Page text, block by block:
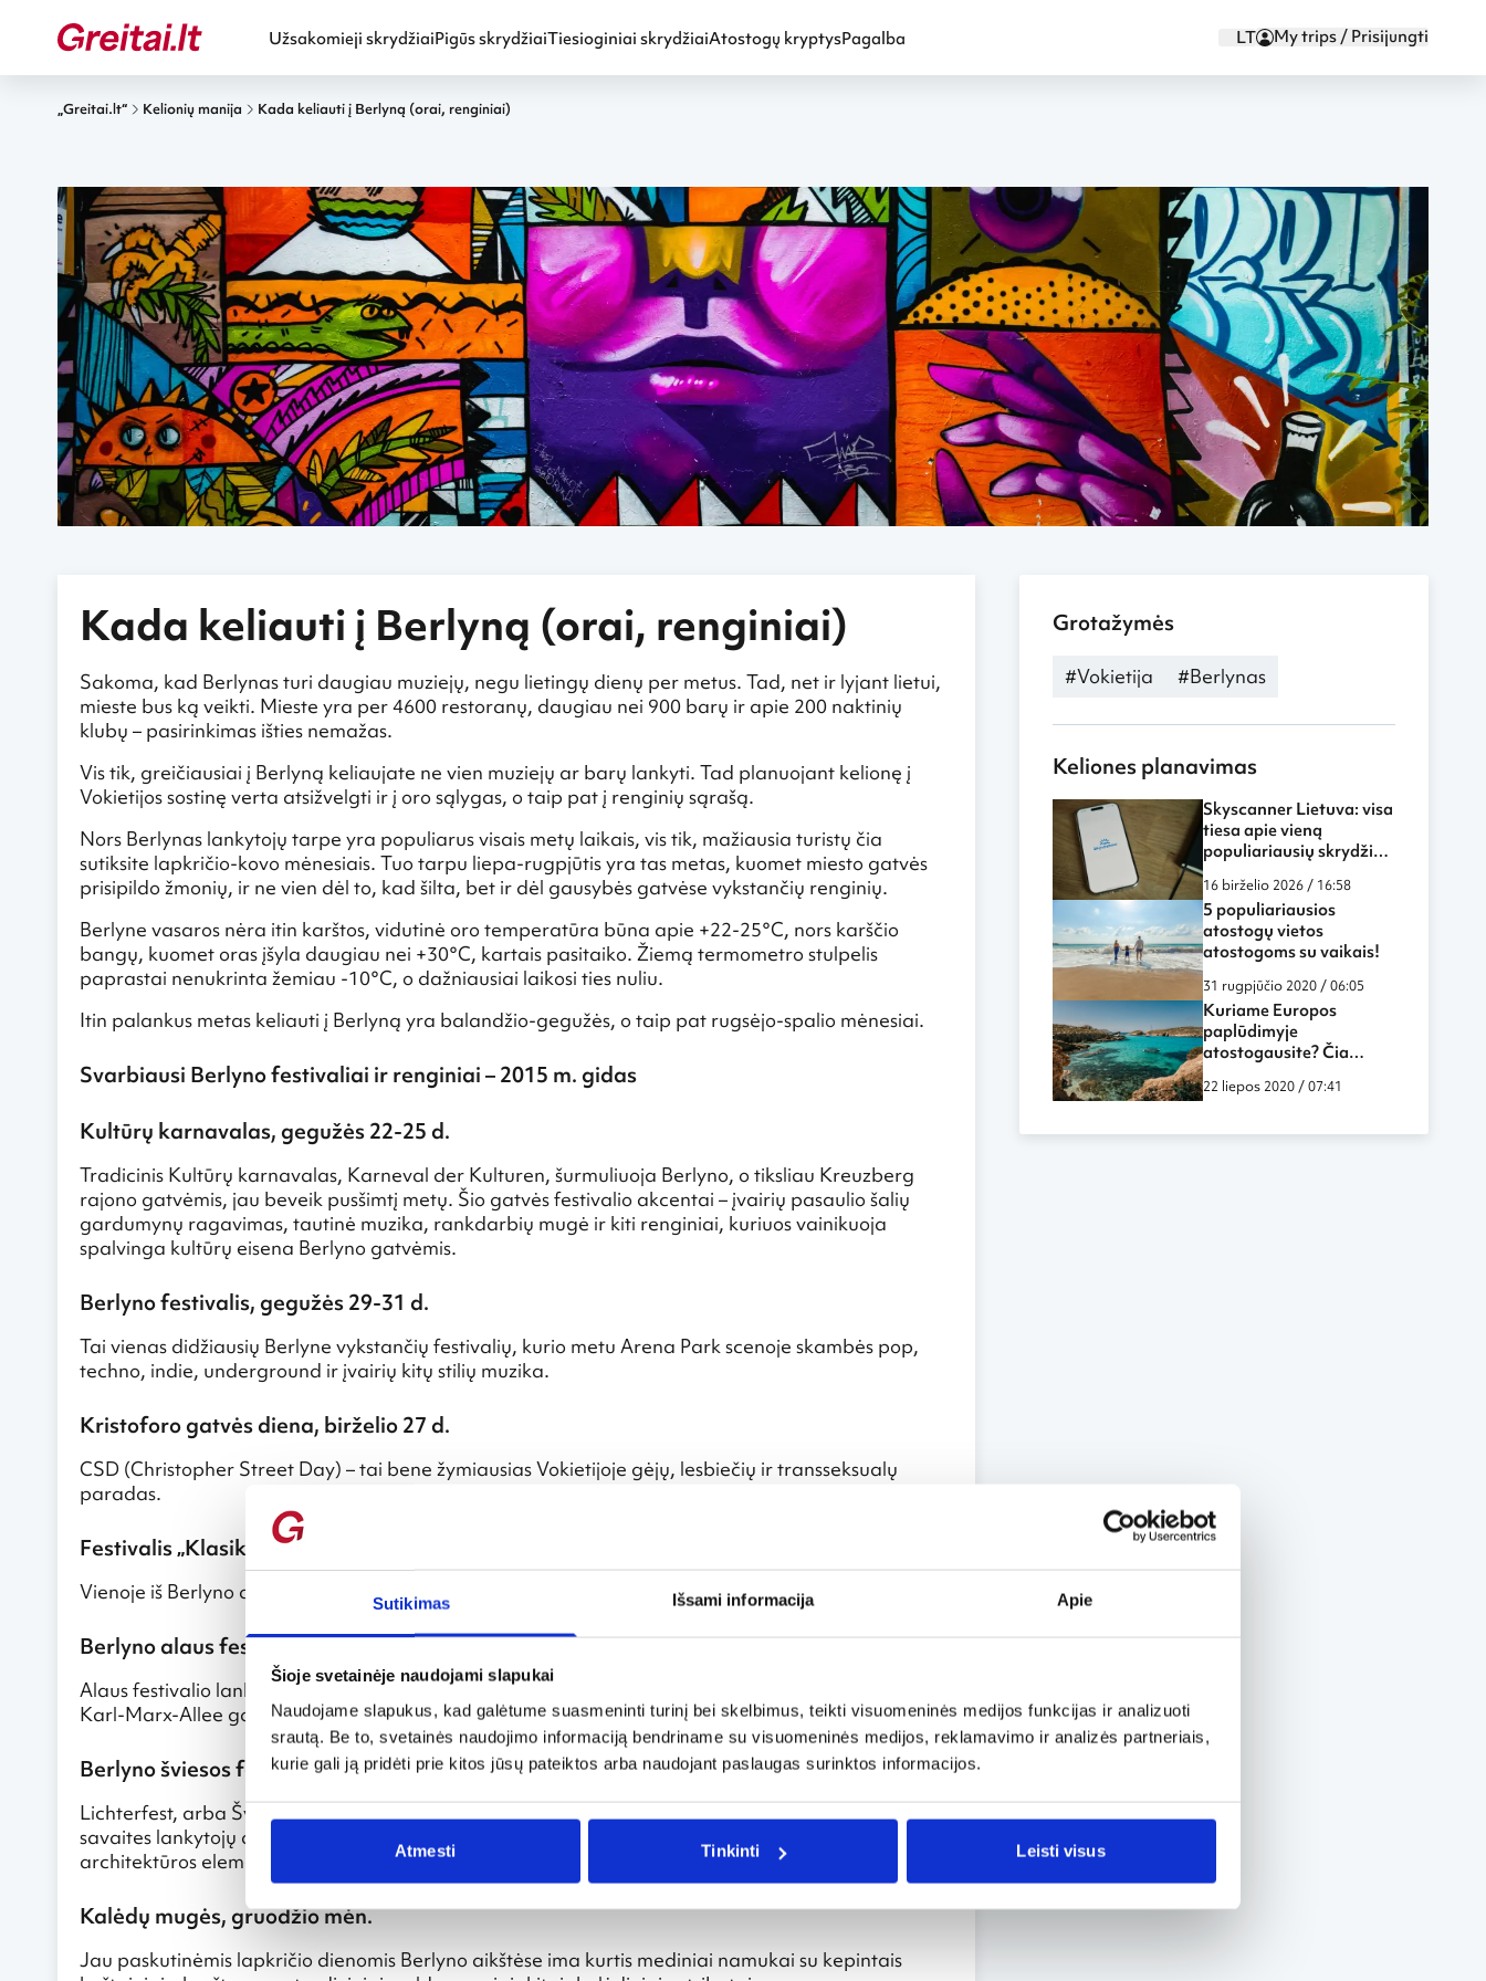
Sutikimas Išsami informacija Apie
Šioje svetainėje naudojami slapukai
Naudojame slapukus, kad galėtume suasmeninti turinį bei skelbimus, teikti visuomeninės medijos funkcijas ir analizuoti
srautą. Be to, svetainės naudojimo informaciją bendriname su visuomeninės medijos, reklamavimo ir analizės partneriais,
kurie gali ją pridėti prie kitos jūsų pateiktos arba naudojant paslaugas surinktos informacijos.
Atmesti Tinkinti Leisti visus
Užsakomieji skrydžiaiPigūs skrydžiaiTiesioginiai skrydžiaiAtostogų kryptysPagalba LT My trips / Prisijungti
„Greitai.lt“ Kelionių manija Kada keliauti į Berlyną (orai, renginiai)
Kada keliauti į Berlyną (orai, renginiai)
Sakoma, kad Berlynas turi daugiau muziejų, negu lietingų dienų per metus. Tad, net ir lyjant lietui,
mieste bus ką veikti. Mieste yra per 4600 restoranų, daugiau nei 900 barų ir apie 200 naktinių
klubų – pasirinkimas išties nemažas.
Vis tik, greičiausiai į Berlyną keliaujate ne vien muziejų ar barų lankyti. Tad planuojant kelionę į
Vokietijos sostinę verta atsižvelgti ir į oro sąlygas, o taip pat į renginių sąrašą.
Nors Berlynas lankytojų tarpe yra populiarus visais metų laikais, vis tik, mažiausia turistų čia
sutiksite lapkričio-kovo mėnesiais. Tuo tarpu liepa-rugpjūtis yra tas metas, kuomet miesto gatvės
prisipildo žmonių, ir ne vien dėl to, kad šilta, bet ir dėl gausybės gatvėse vykstančių renginių.
Berlyne vasaros nėra itin karštos, vidutinė oro temperatūra būna apie +22-25°C, nors karščio
bangų, kuomet oras įšyla daugiau nei +30°C, kartais pasitaiko. Žiemą termometro stulpelis
paprastai nenukrinta žemiau -10°C, o dažniausiai laikosi ties nuliu.
Itin palankus metas keliauti į Berlyną yra balandžio-gegužės, o taip pat rugsėjo-spalio mėnesiai.
Svarbiausi Berlyno festivaliai ir renginiai – 2015 m. gidas
Kultūrų karnavalas, gegužės 22-25 d.
Tradicinis Kultūrų karnavalas, Karneval der Kulturen, šurmuliuoja Berlyno, o tiksliau Kreuzberg
rajono gatvėmis, jau beveik pusšimtį metų. Šio gatvės festivalio akcentai – įvairių pasaulio šalių
gardumynų ragavimas, tautinė muzika, rankdarbių mugė ir kiti renginiai, kuriuos vainikuoja
spalvinga kultūrų eisena Berlyno gatvėmis.
Berlyno festivalis, gegužės 29-31 d.
Tai vienas didžiausių Berlyne vykstančių festivalių, kurio metu Arena Park scenoje skambės pop,
techno, indie, underground ir įvairių kitų stilių muzika.
Kristoforo gatvės diena, birželio 27 d.
CSD (Christopher Street Day) – tai bene žymiausias Vokietijoje gėjų, lesbiečių ir transseksualų
paradas.
Festivalis „Klasika po atviru dangumi“, liepos 2-7 d.
Vienoje iš Berlyno aikščių, Gendarmenmarkt, beveik savaitę skamba klasikinės muzikos garsai.
Berlyno alaus festivalis, rugpjūčio 7-9 d.
Alaus festivalio lankytojų laukia per du tūkstančius rūšių alaus iš 20-ies alaus regionų ir tris dienas
Karl-Marx-Allee gatvėje trunkančios linksmybės.
Berlyno šviesos festivalis, spalio 2-18 d.
Lichterfest, arba Šviesos festivalis nutvieskia rudenėjančias Berlyno gatves. Daugiau nei dvi
savaites lankytojų akis džiugina įspūdingai apšviesti pastatų fasadai, tiltai, skulptūros ir kiti
architektūros elementai.
Kalėdų mugės, gruodžio mėn.
Jau paskutinėmis lapkričio dienomis Berlyno aikštėse ima kurtis mediniai namukai su kepintais
Grotažymės
#Vokietija #Berlynas
Keliones planavimas
Skyscanner Lietuva: visa
tiesa apie vieną
populiariausių skrydžių
16 birželio 2026 / 16:58
5 populiariausios
atostogų vietos
atostogoms su vaikais!
31 rugpjūčio 2020 / 06:05
Kuriame Europos
paplūdimyje
atostogausite? Čia
paplūdimius!
22 liepos 2020 / 07:41